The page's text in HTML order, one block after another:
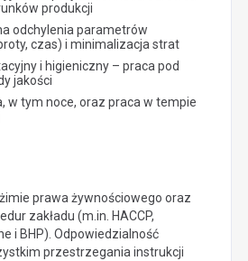
produkcji
odchylenia parametrów
czas) i minimalizacja strat
i higieniczny – praca pod
jakości
w tym noce, oraz praca w tempie
prawa żywnościowego oraz
zakładu (m.in. HACCP,
i BHP). Odpowiedzialność
przestrzegania instrukcji